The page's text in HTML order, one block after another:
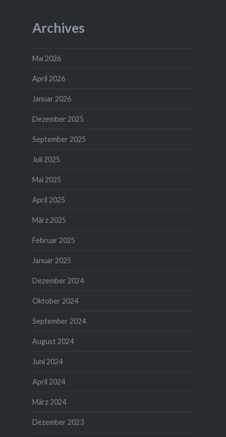
Archives
Mai 2026
April 2026
Januar 2026
Dezember 2025
September 2025
Juli 2025
Mai 2025
April 2025
März 2025
Februar 2025
Januar 2025
Dezember 2024
Oktober 2024
September 2024
August 2024
Juni 2024
April 2024
März 2024
Dezember 2023